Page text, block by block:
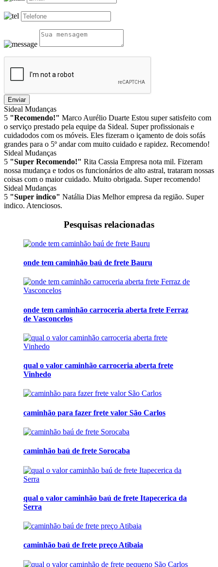
Enviar
Sideal Mudanças
5 "Recomendo!" Marco Aurélio Duarte Estou super satisfeito com
o serviço prestado pela equipe da Sideal. Super profissionais e
cuidadodos com os móveis. Eles fizeram o içamento de dois sofás
grandes para o 5º andar com muito cuidado e rapidez. Recomendo!
Sideal Mudanças
5 "Super Recomendo!" Rita Cassia Empresa nota mil. Fizeram
nossa mudança e todos os funcionários de alto astral, trataram nossas
coisas com o maior cuidado. Muito obrigada. Super recomendo!
Sideal Mudanças
5 "Super indico" Natália Dias Melhor empresa da região. Super
indico. Atenciosos.
Pesquisas relacionadas
onde tem caminhão baú de frete Bauru
onde tem caminhão carroceria aberta frete Ferraz
de Vasconcelos
qual o valor caminhão carroceria aberta frete
Vinhedo
caminhão para fazer frete valor São Carlos
caminhão baú de frete Sorocaba
qual o valor caminhão baú de frete Itapecerica da
Serra
caminhão baú de frete preço Atibaia